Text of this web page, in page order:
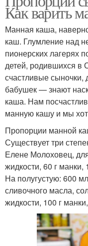
Как варить
Манная каша,
каш. Глумление над
пионерских лагерях
детей, родившихся
счастливые сыночки,
бабушек — знают
каша. Нам
манную кашу и мы
Пропорции манной
Существует три
Елене Молоховец,
жидкости, 60 г манки,
На полугустую: 600
сливочного масла,
жидкости, 100 г